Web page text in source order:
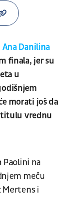
Ana Danilina
finala, jer su
u
morati još da
vrednu
Paolini na
meču
Mertens i